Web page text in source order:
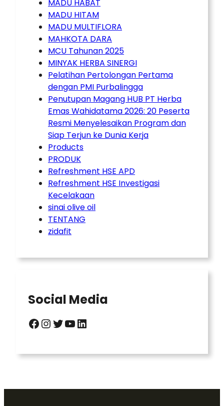
MADU HABAT
MADU HITAM
MADU MULTIFLORA
MAHKOTA DARA
MCU Tahunan 2025
MINYAK HERBA SINERGI
Pelatihan Pertolongan Pertama
dengan PMI Purbalingga
Penutupan Magang HUB PT Herba
Emas Wahidatama 2026: 20 Peserta
Resmi Menyelesaikan Program dan
Siap Terjun ke Dunia Kerja
Products
PRODUK
Refreshment HSE APD
Refreshment HSE Investigasi
Kecelakaan
sinai olive oil
TENTANG
zidafit
Social Media
Facebook InstagramTwitter YouTube LinkedIn